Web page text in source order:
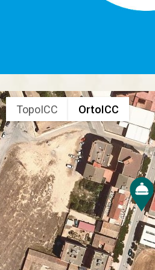
TopoICC OrtoICC